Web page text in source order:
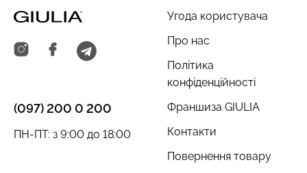
Угода користувача
Про нас
Політика
конфіденційності
Франшиза GIULIA
Контакти
Повернення товару
(097) 200 0 200
ПН-ПТ: з 9:00 до 18:00
LEGGINGS (чорний) Giulia
BRIEFS (чорний) Giulia
179 грн.299 грн.